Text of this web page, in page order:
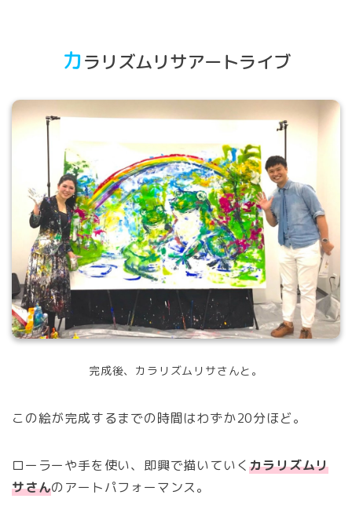
カラリズムリサアートライブ
完成後、カラリズムリサさんと。
この絵が完成するまでの時間はわずか20分ほど。
ローラーや手を使い、即興で描いていくカラリズムリ
サさんのアートパフォーマンス。